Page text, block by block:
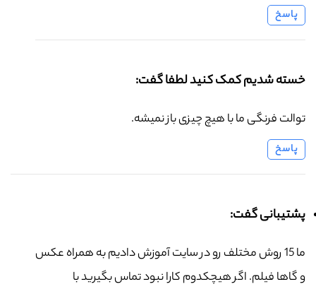
پاسخ
خسته شدیم کمک کنید لطفا گفت:
توالت فرنگی ما با هیچ چیزی باز نمیشه.
پاسخ
پشتیبانی گفت:
ما 15 روش مختلف رو در سایت آموزش دادیم به همراه عکس
و گاها فیلم. اگر هیچکدوم کارا نبود تماس بگیرید با